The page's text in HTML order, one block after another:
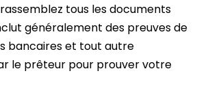
tous les documents
généralement des preuves de
bancaires et tout autre
le prêteur pour prouver votre